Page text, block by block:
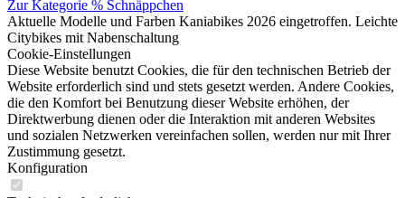
Zur Kategorie % Schnäppchen
Aktuelle Modelle und Farben Kaniabikes 2026 eingetroffen. Leichte
Citybikes mit Nabenschaltung
Cookie-Einstellungen
Diese Website benutzt Cookies, die für den technischen Betrieb der
Website erforderlich sind und stets gesetzt werden. Andere Cookies,
die den Komfort bei Benutzung dieser Website erhöhen, der
Direktwerbung dienen oder die Interaktion mit anderen Websites
und sozialen Netzwerken vereinfachen sollen, werden nur mit Ihrer
Zustimmung gesetzt.
Konfiguration